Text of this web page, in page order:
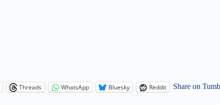
Threads WhatsApp Bluesky Reddit Share on